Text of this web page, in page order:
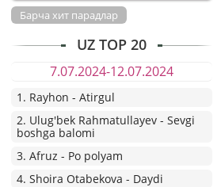
Барча хит парадлар
UZ TOP 20
7.07.2024-12.07.2024
1. Rayhon - Atirgul
2. Ulug'bek Rahmatullayev - Sevgi
boshga balomi
3. Afruz - Po polyam
4. Shoira Otabekova - Daydi